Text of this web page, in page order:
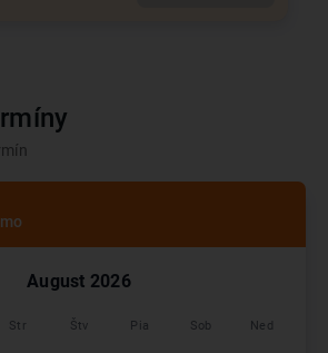
August 2026
Str Štv Pia Sob Ned